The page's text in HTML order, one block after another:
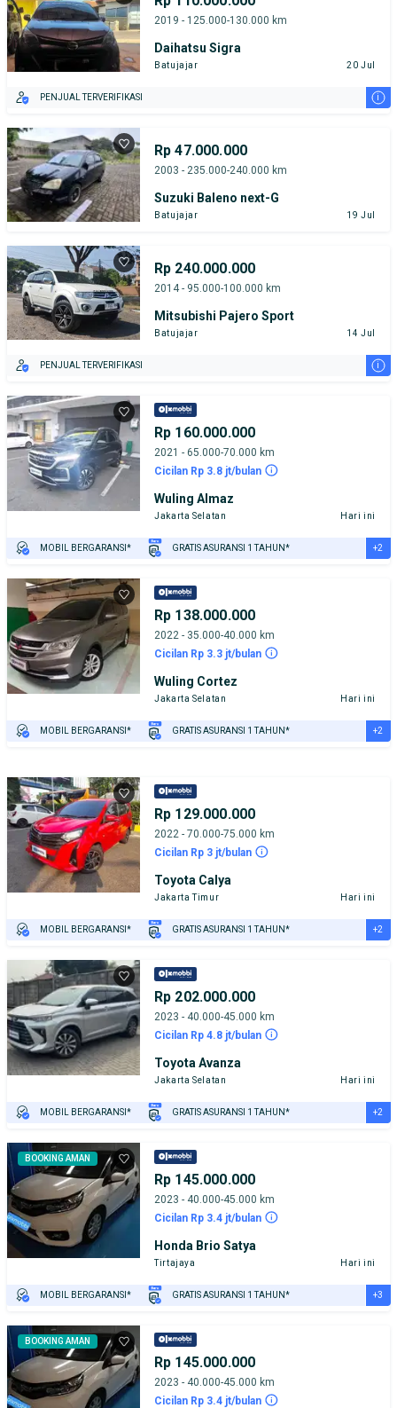
2019 - 125.000-130.000 km
Daihatsu Sigra
Batujajar 20 Jul
PENJUAL TERVERIFIKASI i
Rp 47.000.000
2003 - 235.000-240.000 km
Suzuki Baleno next-G
Batujajar 19 Jul
Rp 240.000.000
2014 - 95.000-100.000 km
Mitsubishi Pajero Sport
Batujajar 14 Jul
PENJUAL TERVERIFIKASI i
Rp 160.000.000
2021 - 65.000-70.000 km
Cicilan Rp 3.8 jt/bulan
Wuling Almaz
Jakarta Selatan Hari ini
MOBIL BERGARANSI* GRATIS ASURANSI 1 TAHUN* +2
Rp 138.000.000
2022 - 35.000-40.000 km
Cicilan Rp 3.3 jt/bulan
Wuling Cortez
Jakarta Selatan Hari ini
MOBIL BERGARANSI* GRATIS ASURANSI 1 TAHUN* +2
Rp 129.000.000
2022 - 70.000-75.000 km
Cicilan Rp 3 jt/bulan
Toyota Calya
Jakarta Timur Hari ini
MOBIL BERGARANSI* GRATIS ASURANSI 1 TAHUN* +2
Rp 202.000.000
2023 - 40.000-45.000 km
Cicilan Rp 4.8 jt/bulan
Toyota Avanza
Jakarta Selatan Hari ini
MOBIL BERGARANSI* GRATIS ASURANSI 1 TAHUN* +2
BOOKING AMAN
Rp 145.000.000
2023 - 40.000-45.000 km
Cicilan Rp 3.4 jt/bulan
Honda Brio Satya
Tirtajaya Hari ini
MOBIL BERGARANSI* GRATIS ASURANSI 1 TAHUN*
PENJUAL TERVERIFIKASI
+3
BOOKING AMAN
Rp 145.000.000
2023 - 40.000-45.000 km
Cicilan Rp 3.4 jt/bulan